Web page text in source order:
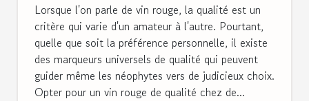
Lorsque l'on parle de vin rouge, la qualité est un
critère qui varie d'un amateur à l'autre. Pourtant,
quelle que soit la préférence personnelle, il existe
des marqueurs universels de qualité qui peuvent
guider même les néophytes vers de judicieux choix.
Opter pour un vin rouge de qualité chez de...